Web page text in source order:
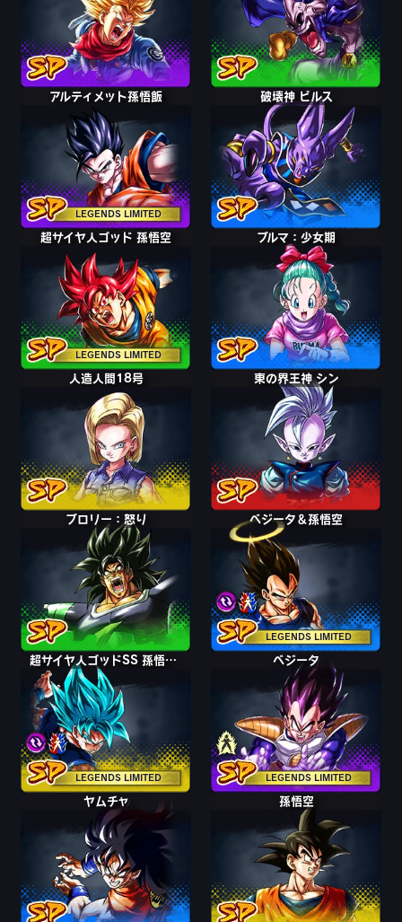
LEGENDS LIMITED
アルティメット孫悟飯 破壊神 ビルス
LEGENDS LIMITED
超サイヤ人ゴッド 孫悟空 ブルマ：少女期
人造人間18号 東の界王神 シン
ブロリー：怒り
LEGENDS LIMITED
ベジータ＆孫悟空
LEGENDS LIMITED
超サイヤ人ゴッドSS 孫悟空＆ベジータ
LEGENDS LIMITED
ナッパ
ベジータ
ヤムチャ 孫悟空